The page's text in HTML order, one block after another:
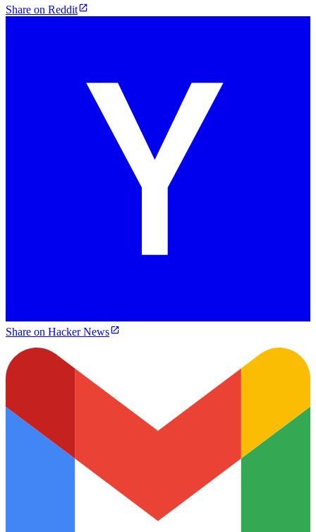
Share on Reddit
Share on Hacker News